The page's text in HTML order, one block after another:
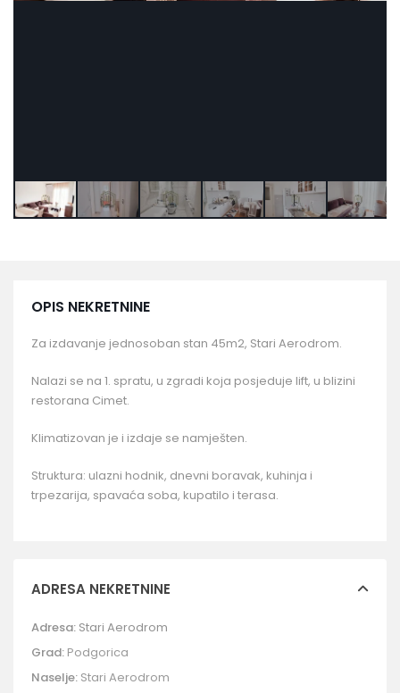
OPIS NEKRETNINE
Za izdavanje jednosoban stan 45m2, Stari Aerodrom.
Nalazi se na 1. spratu, u zgradi koja posjeduje lift, u blizini
restorana Cimet.
Klimatizovan je i izdaje se namješten.
Struktura: ulazni hodnik, dnevni boravak, kuhinja i
trpezarija, spavaća soba, kupatilo i terasa.
ADRESA NEKRETNINE
Adresa: Stari Aerodrom
Grad: Podgorica
Naselje: Stari Aerodrom